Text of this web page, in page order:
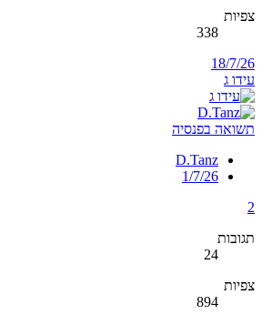
צפיות
338
18/7/26
עידו ג
תשואה בפנסיה
D.Tanz
1/7/26
2
תגובות
24
צפיות
894